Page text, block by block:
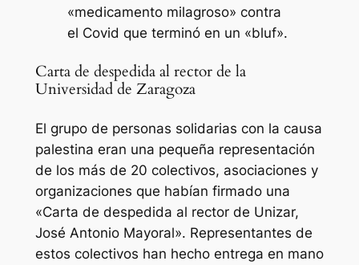
«medicamento milagroso» contra
el Covid que terminó en un «bluf».
Carta de despedida al rector de la
Universidad de Zaragoza
El grupo de personas solidarias con la causa
palestina eran una pequeña representación
de los más de 20 colectivos, asociaciones y
organizaciones que habían firmado una
«Carta de despedida al rector de Unizar,
José Antonio Mayoral». Representantes de
estos colectivos han hecho entrega en mano